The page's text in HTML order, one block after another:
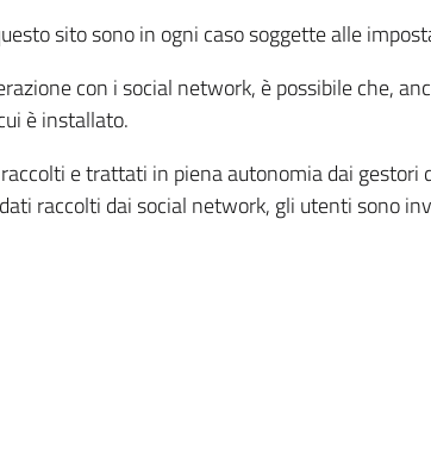
sito sono in ogni caso soggette alle
con i social network, è possibile che,
è installato.
e trattati in piena autonomia dai
raccolti dai social network, gli utenti sono